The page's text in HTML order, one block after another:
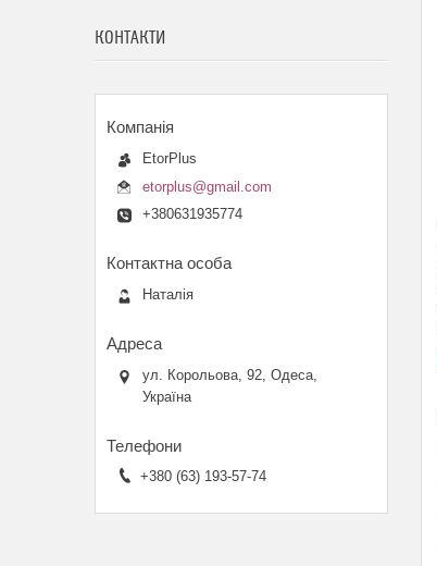
КОНТАКТИ
EtorPlus
etorplus@gmail.com
+380631935774
Наталія
ул. Корольова, 92, Одеса,
Україна
+380 (63) 193-57-74